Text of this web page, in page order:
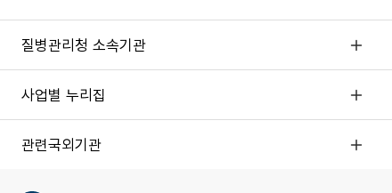
질병관리청 소속기관
사업별 누리집
관련국외기관